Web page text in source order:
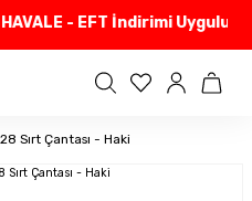
- EFT İndirimi
Sırt Çantası - Haki